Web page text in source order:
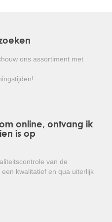
het assortiment van de
worden veelal snel
hoge temperatuur en
met mooie
weinig onderhoud
ons assortiment met
online, ontvang ik
is op
van de
kwalitatief en qua uiterlijk